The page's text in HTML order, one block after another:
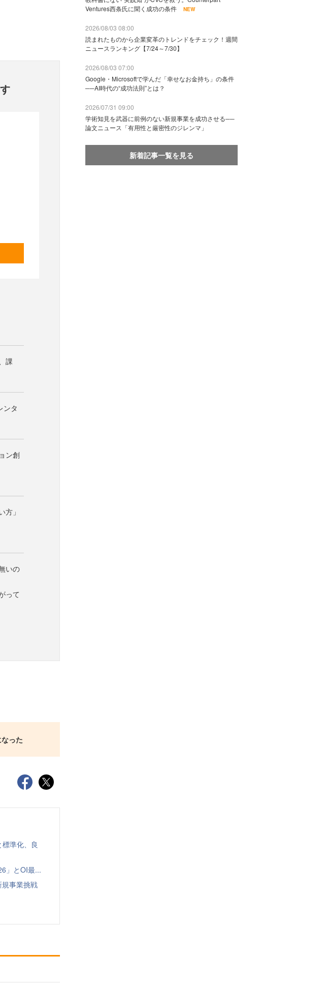
課
ンタ
ン創
」
いの
って
った
準化、良
」とOI最...
事業挑戦
Ventures西条氏に聞く成功の条件
NEW
2026/08/03 08:00
読まれたものから企業変革のトレンドをチェック！週間
ニュースランキング【7/24～7/30】
2026/08/03 07:00
Google・Microsoftで学んだ「幸せなお金持ち」の条件
──AI時代の“成功法則”とは？
2026/07/31 09:00
学術知見を武器に前例のない新規事業を成功させる──
論文ニュース「有用性と厳密性のジレンマ」
新着記事一覧を見る